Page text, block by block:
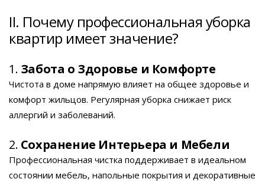
II. Почему профессиональная уборка
квартир имеет значение?
1. Забота о Здоровье и Комфорте
Чистота в доме напрямую влияет на общее здоровье и
комфорт жильцов. Регулярная уборка снижает риск
аллергий и заболеваний.
2. Сохранение Интерьера и Мебели
Профессиональная чистка поддерживает в идеальном
состоянии мебель, напольные покрытия и декоративные